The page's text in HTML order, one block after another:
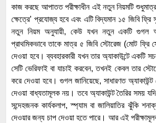
কাজ করছে আপাতত পরীক্ষাধীন এই নতুন নিয়মটি
ক্ষেত্রে’ প্রযোজ্য হবে এবং এটি বিদ্যমান ১৫ জিবি ফ্রি
নতুন নিয়ম অনুযায়ী, কেউ যখন নতুন একটি গুগল
প্রাথমিকভাবে তাকে মাত্র ৫ জিবি স্টোরেজ (মোট ফ্রি
দেওয়া হবে। ব্যবহারকারী যখন তার অ্যাকাউন্টে
সেটি ভেরিফাই বা যাচাই করবেন, তখনই কেবল তার
করে দেওয়া হবে। গুগল জানিয়েছে, সাধারণত
দেওয়া বাধ্যতামূলক নয়। তবে অ্যাকাউন্ট তৈরির সময়
সন্দেহজনক কার্যকলাপ, স্প্যাম বা জালিয়াতির ঝুঁকি
দেওয়ার জন্য চাপ দেওয়া হতে পারে। আর এই